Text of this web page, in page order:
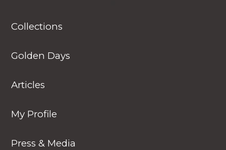
Collections
Golden Days
Articles
My Profile
Press & Media